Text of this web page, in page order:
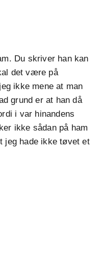
Du skriver han kan
det være på
ikke mene at man
grund er at han då
i var hinandens
ikke sådan på ham
jeg hade ikke tøvet et